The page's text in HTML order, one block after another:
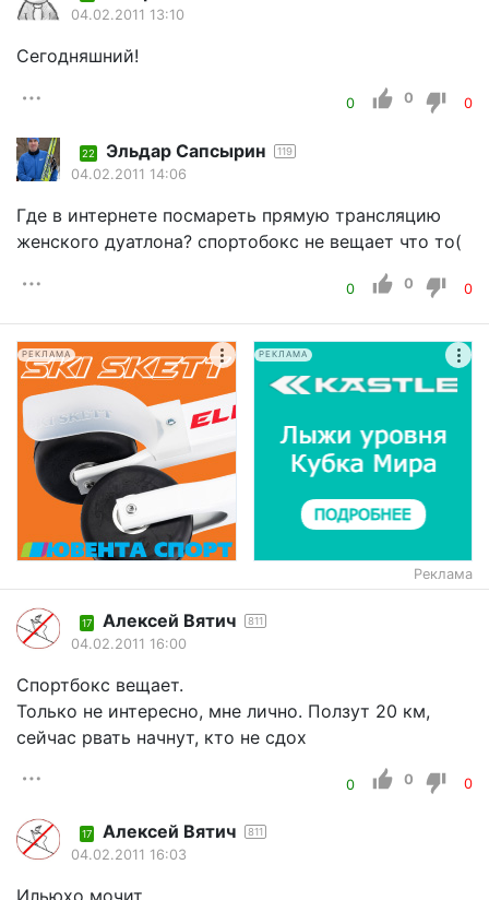
04.02.2011 13:10
Сегодняшний!
0 0 0
22 Эльдар Сапсырин 119
04.02.2011 14:06
Где в интернете посмареть прямую трансляцию
женского дуатлона? спортобокс не вещает что то(
0 0 0
РЕКЛАМА РЕКЛАМА
Реклама
17 Алексей Вятич 811
04.02.2011 16:00
Спортбокс вещает.
Только не интересно, мне лично. Ползут 20 км,
сейчас рвать начнут, кто не сдох
0 0 0
17 Алексей Вятич 811
04.02.2011 16:03